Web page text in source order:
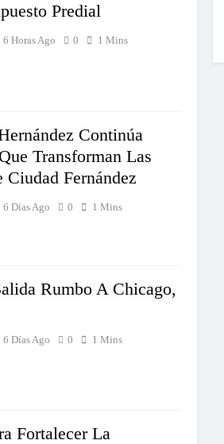
Predial
6 Horas Ago 0 1 Mins
Continúa
Transforman Las
Ciudad Fernández
6 Días Ago 0 1 Mins
Rumbo A Chicago,
6 Días Ago 0 1 Mins
Fortalecer La